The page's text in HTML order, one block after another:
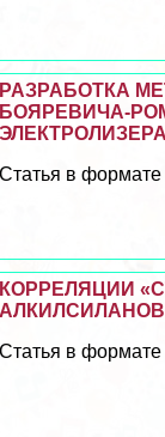
РАЗРАБОТКА
БОЯРЕВИЧА-
Статья в формате
КОРРЕЛЯЦИИ
Статья в формате